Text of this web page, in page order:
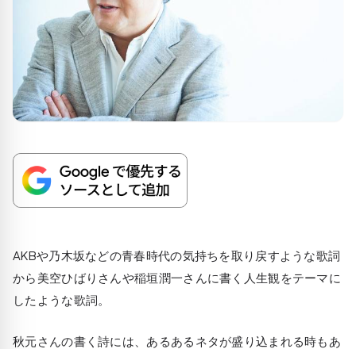
AKBや乃木坂などの青春時代の気持ちを取り戻すような歌詞
から美空ひばりさんや稲垣潤一さんに書く人生観をテーマに
したような歌詞。
秋元さんの書く詩には、あるあるネタが盛り込まれる時もあ